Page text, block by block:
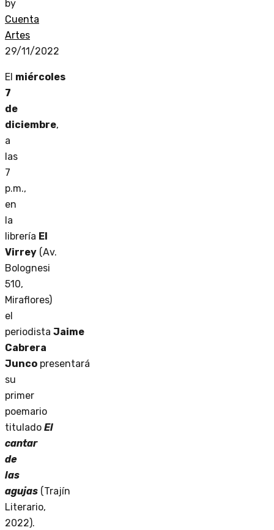
by
Cuenta
Artes
29/11/2022
El miércoles
7
de
diciembre,
a
las
7
p.m.,
en
la
librería El
Virrey (Av.
Bolognesi
510,
Miraflores)
el
periodista Jaime
Cabrera
Junco presentará
su
primer
poemario
titulado El
cantar
de
las
agujas (Trajín
Literario,
2022).